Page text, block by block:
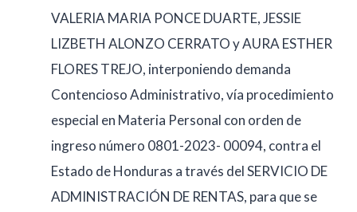
VALERIA MARIA PONCE DUARTE, JESSIE
LIZBETH ALONZO CERRATO y AURA ESTHER
FLORES TREJO, interponiendo demanda
Contencioso Administrativo, vía procedimiento
especial en Materia Personal con orden de
ingreso número 0801-2023- 00094, contra el
Estado de Honduras a través del SERVICIO DE
ADMINISTRACIÓN DE RENTAS, para que se